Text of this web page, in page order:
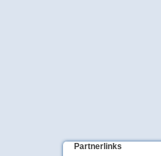
Partnerlinks